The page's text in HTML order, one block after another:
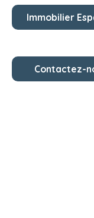
Immobilier
Contactez-